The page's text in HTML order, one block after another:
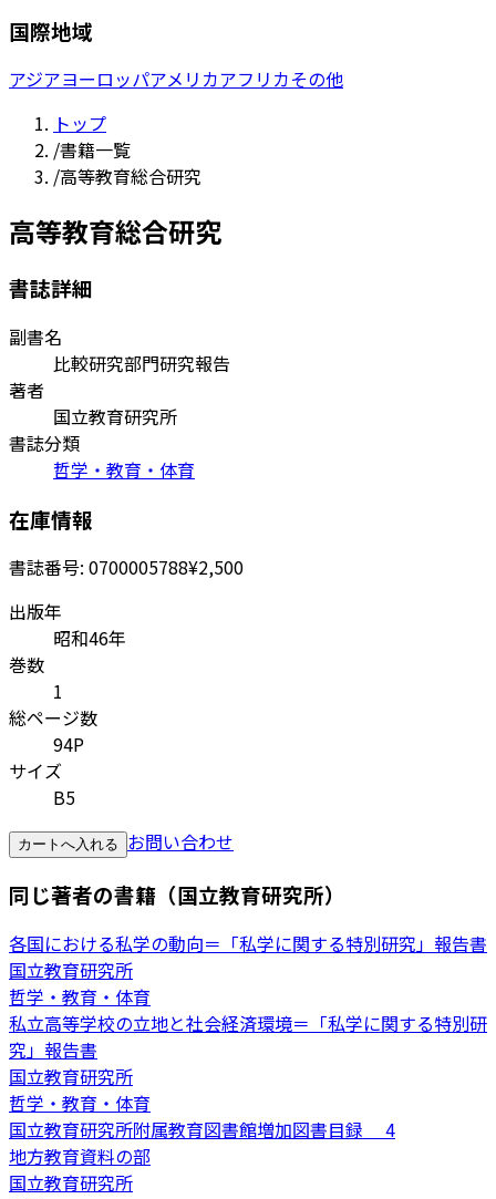
国際地域
アジアヨーロッパアメリカアフリカその他
トップ
/書籍一覧
/高等教育総合研究
高等教育総合研究
書誌詳細
副書名
比較研究部門研究報告
著者
国立教育研究所
書誌分類
哲学・教育・体育
在庫情報
書誌番号: 0700005788¥2,500
出版年
昭和46年
巻数
1
総ページ数
94P
サイズ
B5
カートへ入れる お問い合わせ
同じ著者の書籍（国立教育研究所）
各国における私学の動向＝「私学に関する特別研究」報告書
国立教育研究所
哲学・教育・体育
私立高等学校の立地と社会経済環境＝「私学に関する特別研
究」報告書
国立教育研究所
哲学・教育・体育
国立教育研究所附属教育図書館増加図書目録 4
地方教育資料の部
国立教育研究所